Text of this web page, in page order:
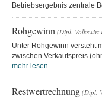
Betriebsergebnis zentrale
Rohgewinn (Dipl. Volkswirt
Unter Rohgewinn versteht
zwischen Verkaufspreis
mehr lesen
Restwertrechnung (Dipl.